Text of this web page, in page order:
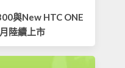
與New HTC ONE
陸續上市